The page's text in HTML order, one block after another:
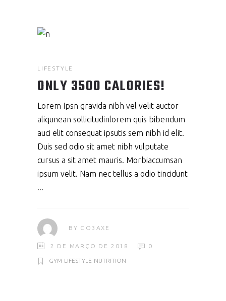
LIFESTYLE
ONLY 3500 CALORIES!
Lorem Ipsn gravida nibh vel velit auctor
aliqunean sollicitudinlorem quis bibendum
auci elit consequat ipsutis sem nibh id elit.
Duis sed odio sit amet nibh vulputate
cursus a sit amet mauris. Morbiaccumsan
ipsum velit. Nam nec tellus a odio tincidunt
BY GO3AXE
2 DE MARÇO DE 2018 0
GYM LIFESTYLE NUTRITION